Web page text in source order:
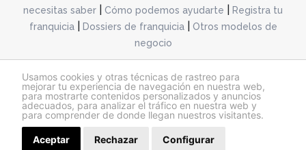
Usamos cookies y otras técnicas de rastreo para
mejorar tu experiencia de navegación en nuestra web,
para mostrarte contenidos personalizados y anuncios
adecuados, para analizar el tráfico en nuestra web y
para comprender de donde llegan nuestros visitantes.
Aceptar Rechazar Configurar
necesitas saber
Cómo podemos ayudarte
Registra tu
franquicia| Dossiers de franquicia|
Otros modelos de
negocio
@franquiciashoy.es |Aviso legal| Política de cookies|Política de privacidad